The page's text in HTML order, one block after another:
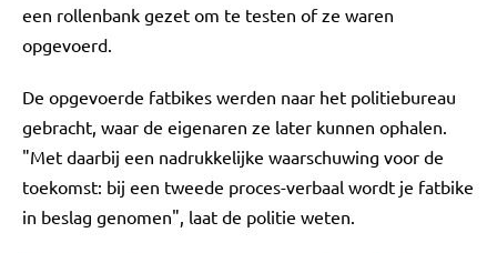
een rollenbank gezet om te testen of ze waren
opgevoerd.
De opgevoerde fatbikes werden naar het politiebureau
gebracht, waar de eigenaren ze later kunnen ophalen.
"Met daarbij een nadrukkelijke waarschuwing voor de
toekomst: bij een tweede proces-verbaal wordt je fatbike
in beslag genomen", laat de politie weten.